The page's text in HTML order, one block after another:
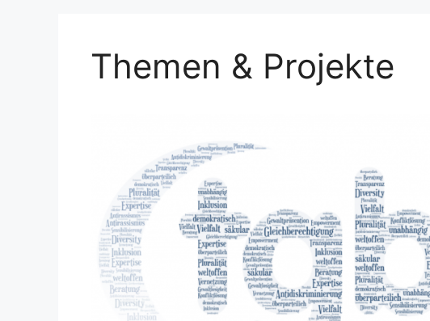
Themen & Projekte